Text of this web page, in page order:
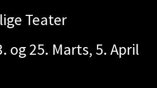
Teater
og 25. Marts, 5. April